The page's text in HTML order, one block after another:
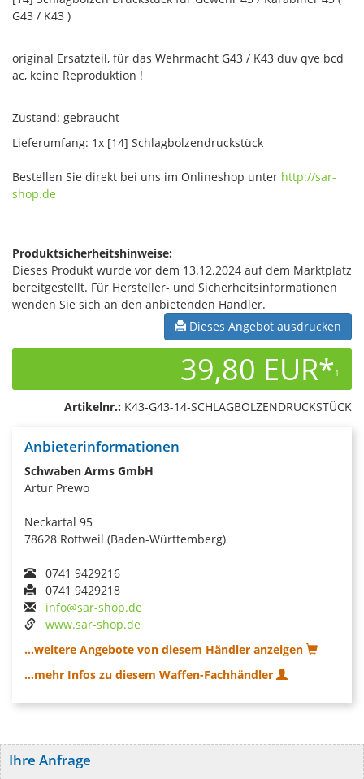
G43 / K43 )
original Ersatzteil, für das Wehrmacht G43 / K43 duv qve bcd
ac, keine Reproduktion !
Zustand: gebraucht
Lieferumfang: 1x [14] Schlagbolzendruckstück
Bestellen Sie direkt bei uns im Onlineshop unter http://sar-
shop.de
Produktsicherheitshinweise:
Dieses Produkt wurde vor dem 13.12.2024 auf dem Marktplatz
bereitgestellt. Für Hersteller- und Sicherheitsinformationen
wenden Sie sich an den anbietenden Händler.
Dieses Angebot ausdrucken
39,80 EUR*1
Artikelnr.: K43-G43-14-SCHLAGBOLZENDRUCKSTÜCK
Anbieterinformationen
Schwaben Arms GmbH
Artur Prewo
Neckartal 95
78628 Rottweil (Baden-Württemberg)
0741 9429216
0741 9429218
info@sar-shop.de
www.sar-shop.de
...weitere Angebote von diesem Händler anzeigen
...mehr Infos zu diesem Waffen-Fachhändler
Ihre Anfrage